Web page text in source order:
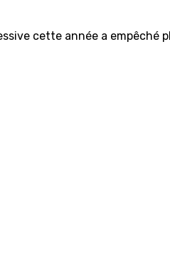
cette année a empêché